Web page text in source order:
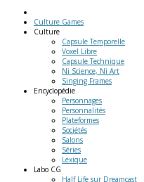
Culture Games
Culture
Capsule Temporelle
Voxel Libre
Capsule Technique
Ni Science, Ni Art
Singing Frames
Encyclopédie
Personnages
Personnalités
Plateformes
Sociétés
Salons
Séries
Lexique
Labo CG
Half Life sur Dreamcast